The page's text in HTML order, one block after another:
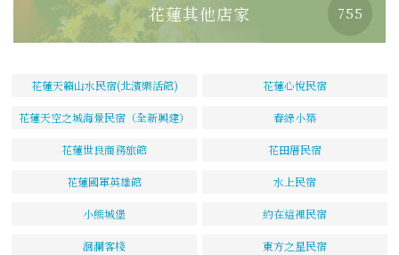
花蓮其他店家 755
花蓮天籟山水民宿(北濱樂活館) 花蓮心悅民宿
花蓮天空之城海景民宿（全新興建） 春綠小築
花蓮世良商務旅館 花田厝民宿
花蓮國軍英雄館 水上民宿
小熊城堡 約在這裡民宿
洄瀾客棧 東方之星民宿